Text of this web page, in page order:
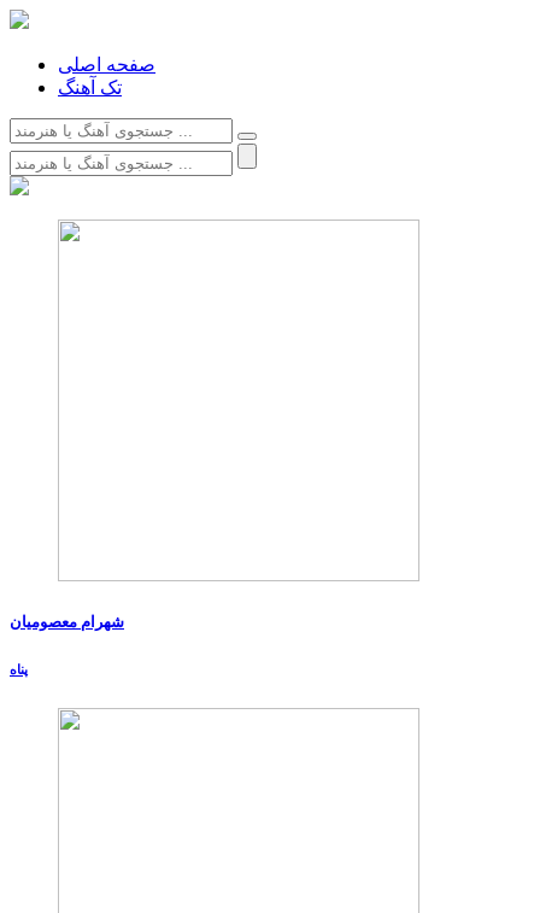
صفحه اصلی
تک آهنگ
شهرام معصومیان
پناه